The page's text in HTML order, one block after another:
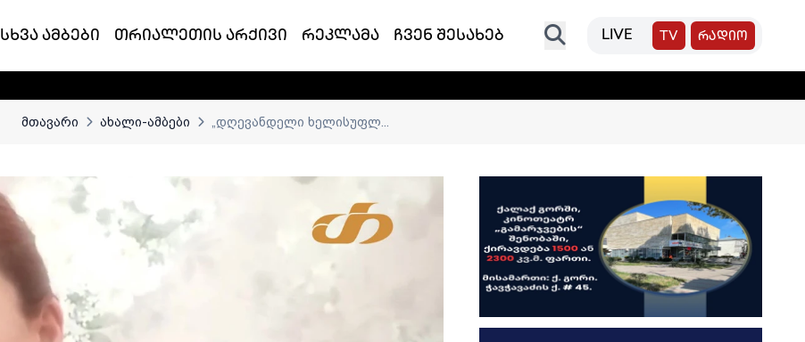
სხვა ამბები თრიალეთის არქივი რეკლამა ჩვენ შესახებ LIVE TV რადიო
მთავარი ახალი-ამბები „დღევანდელი ხელისუფლ...